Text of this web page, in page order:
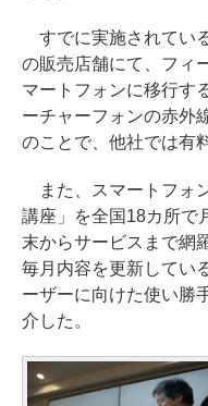
すでに実施されてい
の販売店舗にて、フィ
マートフォンに移行す
ーチャーフォンの赤外
のことで、他社では有
また、スマートフォ
講座」を全国18カ所で
末からサービスまで網
毎月内容を更新してい
ーザーに向けた使い勝
介した。